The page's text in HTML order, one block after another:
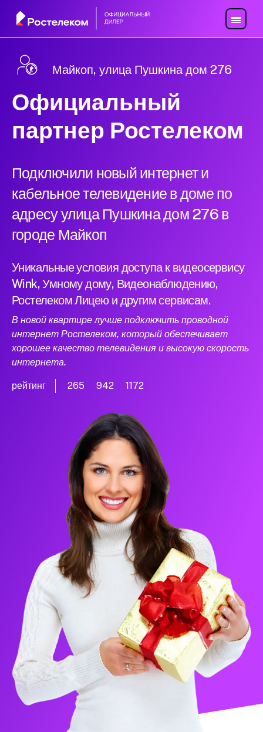
Майкоп, улица Пушкина дом 276
Официальный
партнер Ростелеком
Подключили новый интернет и
кабельное телевидение в доме по
адресу улица Пушкина дом 276 в
городе Майкоп
Уникальные условия доступа к видеосервису
Wink, Умному дому, Видеонаблюдению,
Ростелеком Лицею и другим сервисам.
В новой квартире лучше подключить проводной
интернет Ростелеком, который обеспечивает
хорошее качество телевидения и высокую скорость
интернета.
рейтинг 265 942 1172